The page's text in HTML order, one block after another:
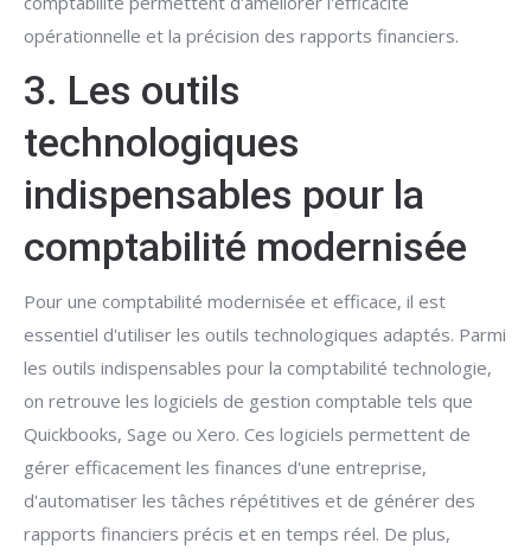
opérationnelle et la précision des rapports financiers.
3. Les outils
technologiques
indispensables pour la
comptabilité modernisée
Pour une comptabilité modernisée et efficace, il est
essentiel d'utiliser les outils technologiques adaptés. Parmi
les outils indispensables pour la comptabilité technologie,
on retrouve les logiciels de gestion comptable tels que
Quickbooks, Sage ou Xero. Ces logiciels permettent de
gérer efficacement les finances d'une entreprise,
d'automatiser les tâches répétitives et de générer des
rapports financiers précis et en temps réel. De plus,